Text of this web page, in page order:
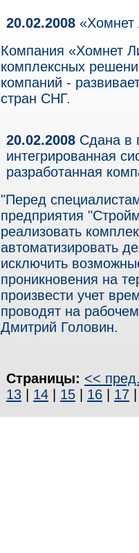
20.02.2008 «Хомнет
Компания «Хомнет
комплексных
компаний -
стран СНГ.
20.02.2008 Сдана в
интегрированная
разработанная
"Перед
предприятия
реализовать
автоматизировать
исключить
проникновения на
произвести учет
проводят на
Дмитрий Головин.
Страницы: <<
13
14 15 16 17